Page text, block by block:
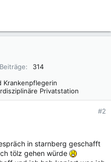
Beiträge
314
Krankenpflegerin
Privatstation
#2
in starnberg geschafft
tölz gehen würde